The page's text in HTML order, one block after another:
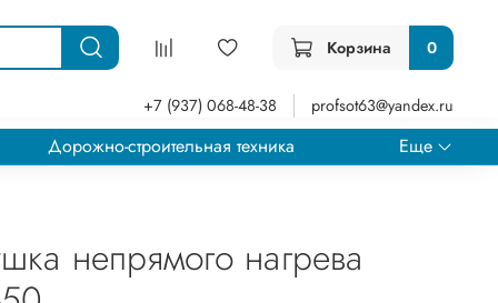
Корзина 0
+7 (937) 068-48-38 profsot63@yandex.ru
Дорожно-строительная техника Еще
непрямого нагрева